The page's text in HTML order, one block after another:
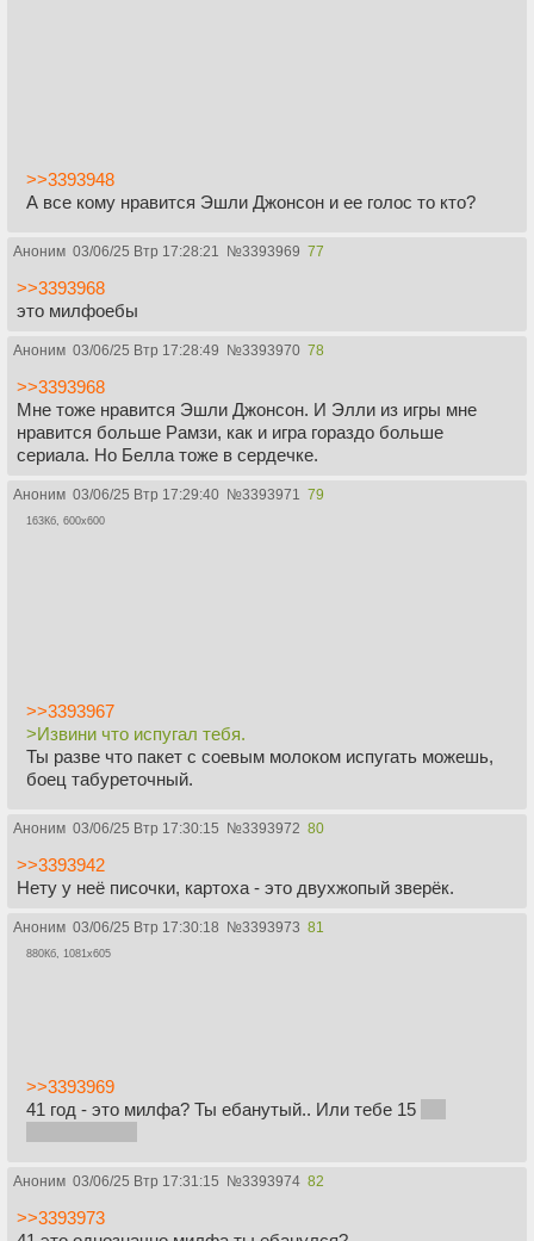
>>3393948
А все кому нравится Эшли Джонсон и ее голос то кто?
Аноним 03/06/25 Втр 17:28:21 №3393969 77
>>3393968
это милфоебы
Аноним 03/06/25 Втр 17:28:49 №3393970 78
>>3393968
Мне тоже нравится Эшли Джонсон. И Элли из игры мне
нравится больше Рамзи, как и игра гораздо больше
сериала. Но Белла тоже в сердечке.
Аноним 03/06/25 Втр 17:29:40 №3393971 79
163Кб, 600x600
>>3393967
>Извини что испугал тебя.
Ты разве что пакет с соевым молоком испугать можешь,
боец табуреточный.
Аноним 03/06/25 Втр 17:30:15 №3393972 80
>>3393942
Нету у неё писочки, картоха - это двухжопый зверёк.
Аноним 03/06/25 Втр 17:30:18 №3393973 81
880Кб, 1081x605
>>3393969
41 год - это милфа? Ты ебанутый.. Или тебе 15
Аноним 03/06/25 Втр 17:31:15 №3393974 82
>>3393973